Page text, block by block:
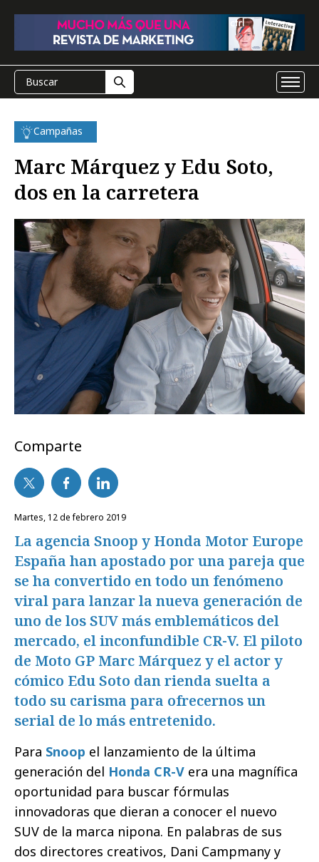
Campañas
Marc Márquez y Edu Soto,
dos en la carretera
Comparte
martes, 12 de febrero 2019
La agencia Snoop y Honda Motor Europe
España han apostado por una pareja que
se ha convertido en todo un fenómeno
viral para lanzar la nueva generación de
uno de los SUV más emblemáticos del
mercado, el inconfundible CR-V. El piloto
de Moto GP Marc Márquez y el actor y
cómico Edu Soto dan rienda suelta a
todo su carisma para ofrecernos un
serial de lo más entretenido.
Para Snoop el lanzamiento de la última
generación del Honda CR-V era una magnífica
oportunidad para buscar fórmulas
innovadoras que dieran a conocer el nuevo
SUV de la marca nipona. En palabras de sus
dos directores creativos, Dani Campmany y